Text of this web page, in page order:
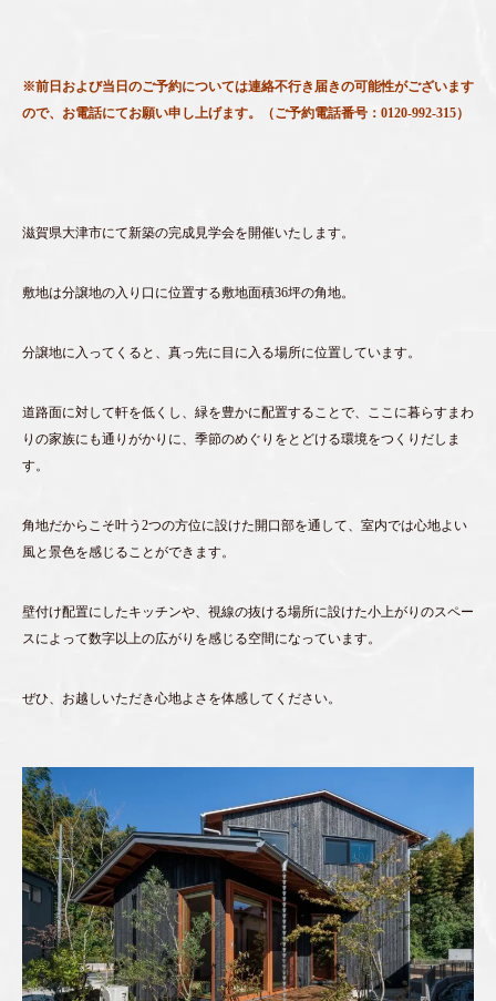
※前日および当日のご予約については連絡不行き届きの可能性がございます
ので、お電話にてお願い申し上げます。（ご予約電話番号：0120-992-315）
滋賀県大津市にて新築の完成見学会を開催いたします。
敷地は分譲地の入り口に位置する敷地面積36坪の角地。
分譲地に入ってくると、真っ先に目に入る場所に位置しています。
道路面に対して軒を低くし、緑を豊かに配置することで、ここに暮らすまわ
りの家族にも通りがかりに、季節のめぐりをとどける環境をつくりだしま
す。
角地だからこそ叶う2つの方位に設けた開口部を通して、室内では心地よい
風と景色を感じることができます。
壁付け配置にしたキッチンや、視線の抜ける場所に設けた小上がりのスペー
スによって数字以上の広がりを感じる空間になっています。
ぜひ、お越しいただき心地よさを体感してください。